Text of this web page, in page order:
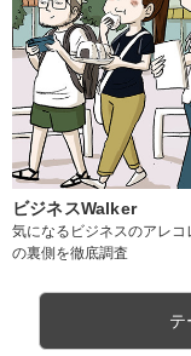
ビジネスWalker
気になるビジネスのアレコ
の裏側を徹底調査
テ